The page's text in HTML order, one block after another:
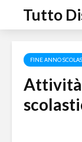
Tutto
FINE ANNO
Attività